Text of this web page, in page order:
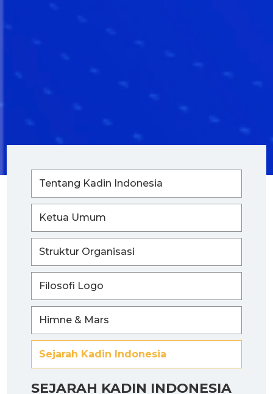
SEJARAH KADIN INDONESIA
Tentang Kadin Indonesia
Ketua Umum
Struktur Organisasi
Filosofi Logo
Himne & Mars
Sejarah Kadin Indonesia